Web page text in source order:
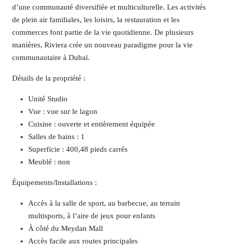
d’une communauté diversifiée et multiculturelle. Les activités
de plein air familiales, les loisirs, la restauration et les
commerces font partie de la vie quotidienne. De plusieurs
manières, Riviera crée un nouveau paradigme pour la vie
communautaire à Dubaï.
Détails de la propriété :
Unité Studio
Vue : vue sur le lagon
Cuisine : ouverte et entièrement équipée
Salles de bains : 1
Superficie : 400,48 pieds carrés
Meublé : non
Équipements/Installations :
Accès à la salle de sport, au barbecue, au terrain
multisports, à l’aire de jeux pour enfants
À côté du Meydan Mall
Accès facile aux routes principales